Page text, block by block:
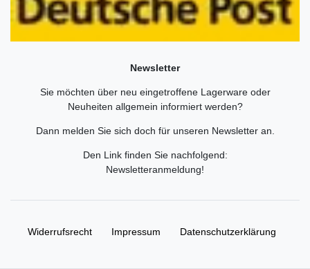
Newsletter
Sie möchten über neu eingetroffene Lagerware oder
Neuheiten allgemein informiert werden?
Dann melden Sie sich doch für unseren Newsletter an.
Den Link finden Sie nachfolgend:
Newsletteranmeldung!
Widerrufs­recht Impressum Daten­schutz­erklärung